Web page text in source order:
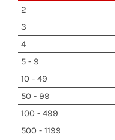
2
3
4
5 - 9
10 - 49
50 - 99
100 - 499
500 - 1199